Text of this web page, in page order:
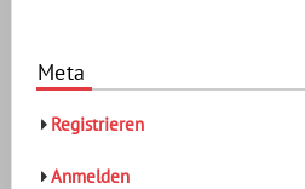
Meta
Registrieren
Anmelden